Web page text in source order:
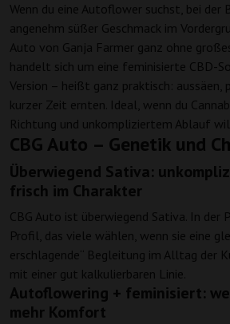
Wenn du eine Autoflower suchst, bei der
angenehm süßer Geschmack im
Auto von Ganja Farmer ganz ohne
handelt sich um eine feminisierte CBD-
Version – heißt ganz praktisch: aussäen,
kurzer Zeit ernten. Ideal, wenn du
Richtung und unkompliziertem Ablauf
CBG Auto – Genetik und
Überwiegend Sativa:
frisch im Charakter
CBG Auto ist überwiegend Sativa. In der
Profil, das viele wählen, wenn sie eine
erschlagende“ Begleitung im Alltag der
mit einer gut kalkulierbaren Linie.
Autoflowering + feminisiert:
mehr Komfort